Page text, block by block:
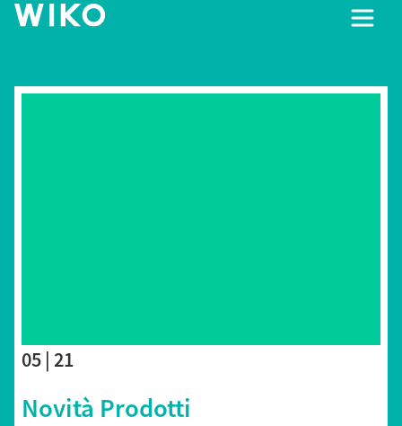
05 | 21
Novità Prodotti